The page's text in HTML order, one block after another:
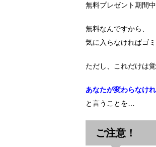
無料プレゼント期間
無料なんですから、
気に入らなければゴ
ただし、これだけは
あなたが変わらなけ
と言うことを…
ご注意！